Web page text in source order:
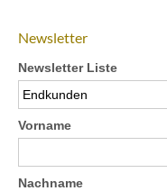
Newsletter
Newsletter Liste
Vorname
Nachname